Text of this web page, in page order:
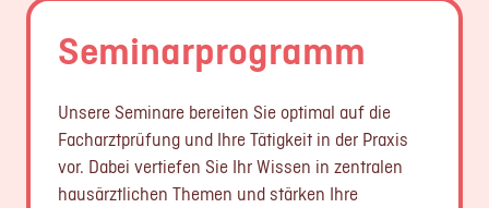
Seminarprogramm
Unsere Seminare bereiten Sie optimal auf die
Facharztprüfung und Ihre Tätigkeit in der Praxis
vor. Dabei vertiefen Sie Ihr Wissen in zentralen
hausärztlichen Themen und stärken Ihre